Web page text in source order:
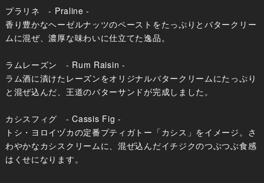
プラリネ - Praline -
香り豊かなヘーゼルナッツのペーストをたっぷりとバタークリー
ムに混ぜ、濃厚な味わいに仕立てた逸品。
ラムレーズン - Rum Raisin -
ラム酒に漬けたレーズンをオリジナルバタークリームにたっぷり
と混ぜ込んだ、王道のバターサンドが完成しました。
カシスフィグ - Cassis Fig -
トシ・ヨロイヅカの定番プティガトー「カシス」をイメージ。さ
わやかなカシスクリームに、混ぜ込んだイチジクのつぶつぶ食感
はくせになります。